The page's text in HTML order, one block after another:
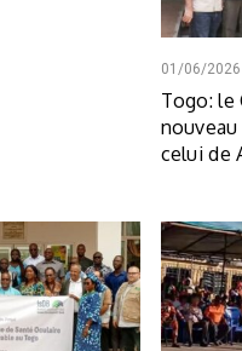
01/06/2026
Togo: le
celui de